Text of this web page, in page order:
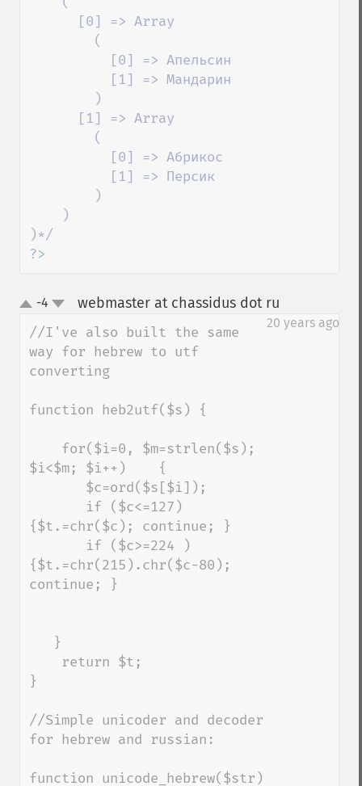
?>
up-4 webmaster at chassidus dot ru
20 years ago
//I've also built the same
way for hebrew to utf
converting
function heb2utf($s) {
$i<$m; $i++)    {
{$t.=chr($c); continue; }
{$t.=chr(215).chr($c-80);
continue; }
}
//Simple unicoder and decoder
for hebrew and russian:
function unicode_hebrew($str)